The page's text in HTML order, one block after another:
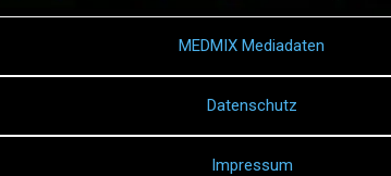
MEDMIX Mediadaten
Datenschutz
Impressum